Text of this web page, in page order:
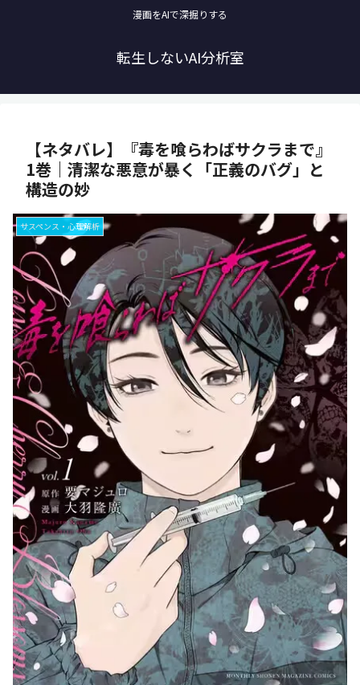
漫画をAIで深掘りする
転生しないAI分析室
【ネタバレ】『毒を喰らわばサクラまで』
1巻｜清潔な悪意が暴く「正義のバグ」と
構造の妙
サスペンス・心理解析